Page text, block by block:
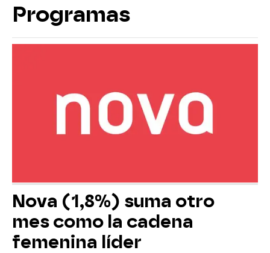
Programas
Nova (1,8%) suma otro
mes como la cadena
femenina líder